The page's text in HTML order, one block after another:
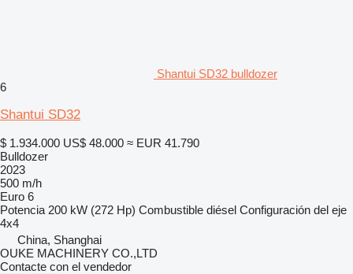
Shantui SD32 bulldozer
6
Shantui SD32
$ 1.934.000 US$ 48.000 ≈ EUR 41.790
Bulldozer
2023
500 m/h
Euro 6
Potencia 200 kW (272 Hp) Combustible diésel Configuración del eje
4x4
China, Shanghai
OUKE MACHINERY CO.,LTD
Contacte con el vendedor